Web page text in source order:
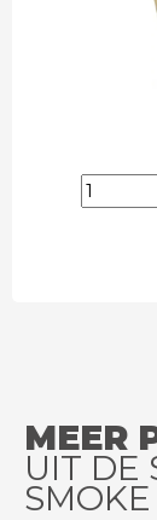
MEER
UIT DE
SMOKE